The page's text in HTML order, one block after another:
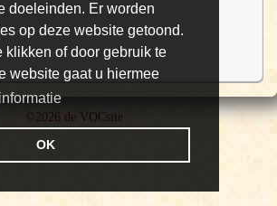
doeleinden. Er worden
op deze website getoond.
klikken of door gebruik te
website gaat u hiermee
OK
©2026 de VOCsite